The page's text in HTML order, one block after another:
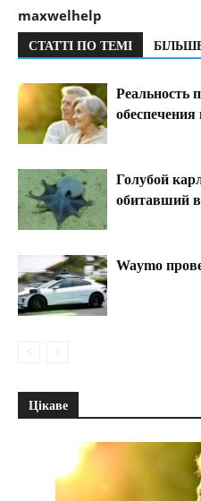
maxwelhelp
СТАТТІ ПО ТЕМІ
Реальность
Голубой
обитавший в
Waymo
Цікаве